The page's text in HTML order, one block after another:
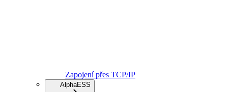
Zapojení přes TCP/IP
AlphaESS